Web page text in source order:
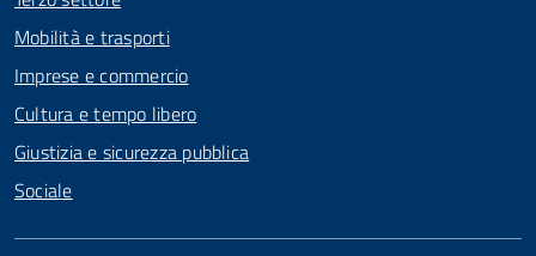
Mobilità e trasporti
Imprese e commercio
Cultura e tempo libero
Giustizia e sicurezza pubblica
Sociale